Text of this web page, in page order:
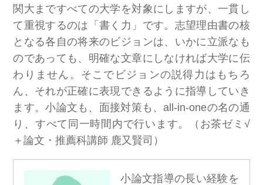
関大まですべての大学を対象にしますが、一貫し
て重視するのは「書く力」です。志望理由書の核
となる各自の将来のビジョンは、いかに立派なも
のであっても、明確な文章にしなければ大学に伝
わりません。そこでビジョンの説得力はもちろ
ん、それが正確に表現できるように指導していき
ます。小論文も、面接対策も、all-in-oneの名の通
り、すべて同一時間内で行います。（お茶ゼミ√
＋論文・推薦科講師 鹿又賢司）
小論文指導の長い経験を